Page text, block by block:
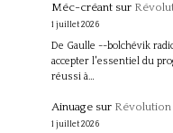
Méc-créantsur
1 juillet 2026
De Gaulle --bolchévik
accepter l'essentiel du
réussi à…
Ainuagesur
1 juillet 2026